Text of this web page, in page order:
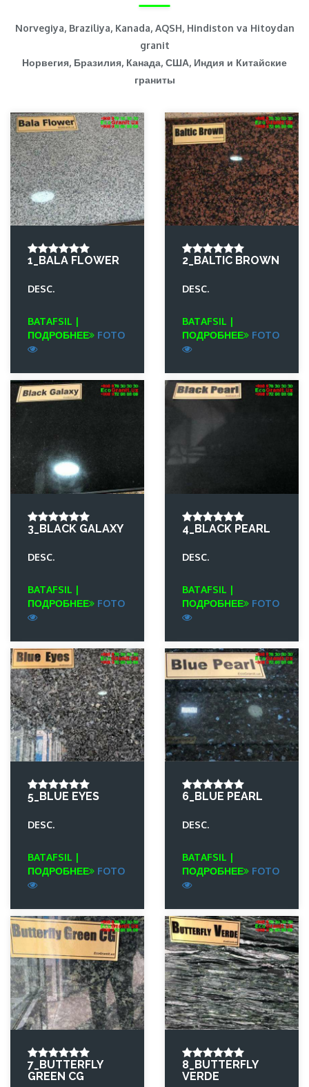
Norvegiya, Braziliya, Kanada, AQSH, Hindiston va Hitoydan
granit
Норвегия, Бразилия, Канада, США, Индия и Китайские
граниты
1_BALA FLOWER
DESC.
BATAFSIL |
ПОДРОБНЕЕ
FOTO
2_BALTIC BROWN
DESC.
BATAFSIL |
ПОДРОБНЕЕ
FOTO
3_BLACK GALAXY
DESC.
BATAFSIL |
ПОДРОБНЕЕ
FOTO
4_BLACK PEARL
DESC.
BATAFSIL |
ПОДРОБНЕЕ
FOTO
5_BLUE EYES
DESC.
BATAFSIL |
ПОДРОБНЕЕ
FOTO
6_BLUE PEARL
DESC.
BATAFSIL |
ПОДРОБНЕЕ
FOTO
7_BUTTERFLY
GREEN CG
8_BUTTERFLY
VERDE